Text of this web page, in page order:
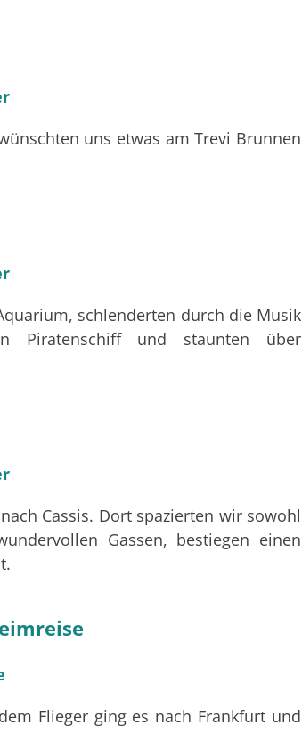
uns etwas am Trevi Brunnen
schlenderten durch die Musik
Piratenschiff und staunten über
Cassis. Dort spazierten wir sowohl
Gassen, bestiegen einen
Flieger ging es nach Frankfurt und